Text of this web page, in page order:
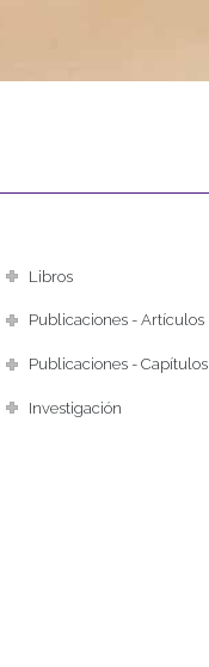
Libros
Publicaciones - Artículos
Publicaciones - Capítulos
Investigación